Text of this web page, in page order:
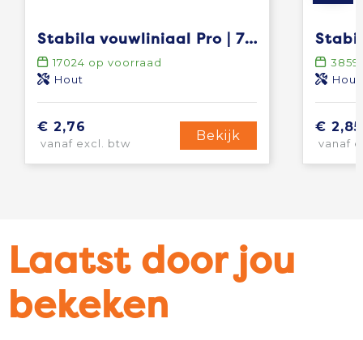
Stabila vouwliniaal Pro | 700-serie
17024 op voorraad
Hout
€ 2,76
vanaf excl. btw
Bekijk
€ 2,85
vanaf
Laatst door jou
bekeken